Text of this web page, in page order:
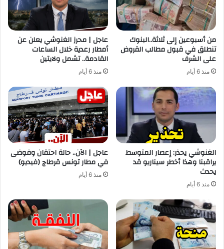
من أسبوعين إلى ثلاثة..البنوك
تنطلق في قبول مطالب القروض
على الشرف
منذ 6 أيام
عاجل | محرز الغنوشي يعلن عن
أمطار رعدية خلال الساعات
القادمة.. تشمل ولايتين
منذ 6 أيام
الغنوشي يحذر: إعصار المتوسط
يراقبنا وهذا أخطر سيناريو قد
يحدث
منذ 6 أيام
عاجل | الآن.. حالة احتقان وفوضى
في مطار تونس قرطاج (فيديو)
منذ 6 أيام